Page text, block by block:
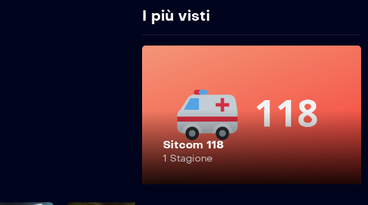
I più visti
Sitcom 118
1 Stagione